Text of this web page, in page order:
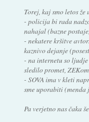
Torej, kaj smo letos
- policija bi rada
nahajal (bazne
- nekatere kršitve
kaznivo dejanje
- na internetu so
sledilo promet,
- SOVA ima v kleti
sme uporabiti (menda
Pa verjetno nas čaka